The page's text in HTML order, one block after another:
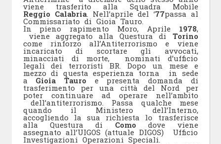
viene trasferito alla Squadra Mobile
Reggio Calabria. Nell’aprile del ‘77passa al
Commissariato di Gioia Tauro.
In pieno rapimento Moro, Aprile 1978,
viene aggregato alla Questura di Torino
come rinforzo all’Antiterrorismo e viene
incaricato di scortare gli avvocati,
minacciati di morte, nominati d’ufficio
legali dei terroristi BR. Dopo un mese e
mezzo di questa esperienza torna in sede
a Gioia Tauro e presenta domanda di
trasferimento per una città del Nord per
poter continuare ad operare nell’ambito
dell’antiterrorismo. Passa qualche mese
quando il Ministero dell’Interno,
accogliendo la sua richiesta lo trasferisce
alla Questura di Como dove viene
assegnato all’UIGOS (attuale DIGOS) Ufficio
Investigazioni Operazioni Speciali.